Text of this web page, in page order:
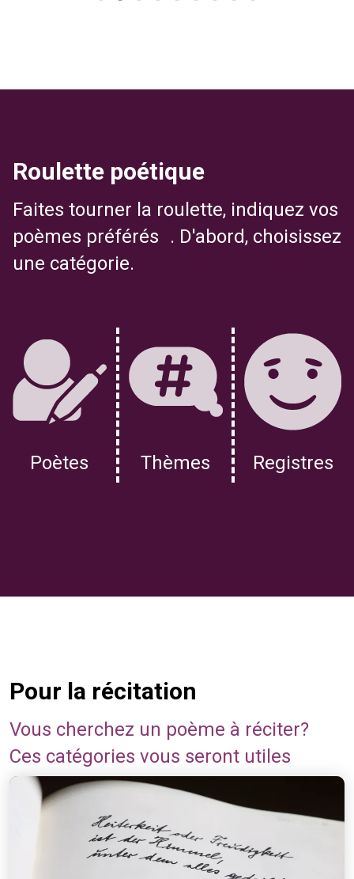
Roulette poétique
Faites tourner la roulette, indiquez vos
poèmes préférés . D'abord, choisissez
une catégorie.
Poètes Thèmes Registres
Pour la récitation
Vous cherchez un poème à réciter?
Ces catégories vous seront utiles